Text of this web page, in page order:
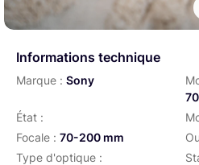
Informations technique
Marque : Sony
État :
Focale : 70-200 mm
Type d'optique :